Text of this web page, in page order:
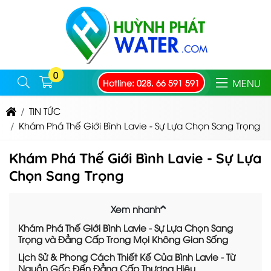
0
Hotline: 028. 66 591 591 MENU
TIN TỨC
Khám Phá Thế Giới Bình Lavie - Sự Lựa Chọn Sang Trọng
Khám Phá Thế Giới Bình Lavie - Sự Lựa
Chọn Sang Trọng
Xem nhanh
Khám Phá Thế Giới Bình Lavie - Sự Lựa Chọn Sang
Trọng và Đẳng Cấp Trong Mọi Không Gian Sống
Lịch Sử & Phong Cách Thiết Kế Của Bình Lavie - Từ
Nguồn Gốc Đến Đẳng Cấp Thương Hiệu